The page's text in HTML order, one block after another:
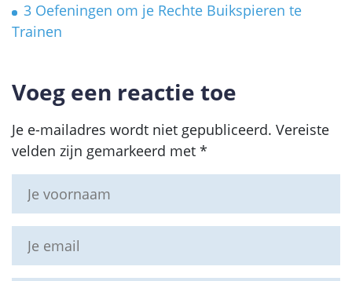
3 Oefeningen om je Rechte Buikspieren te
Trainen
Voeg een reactie toe
Je e-mailadres wordt niet gepubliceerd. Vereiste
velden zijn gemarkeerd met *